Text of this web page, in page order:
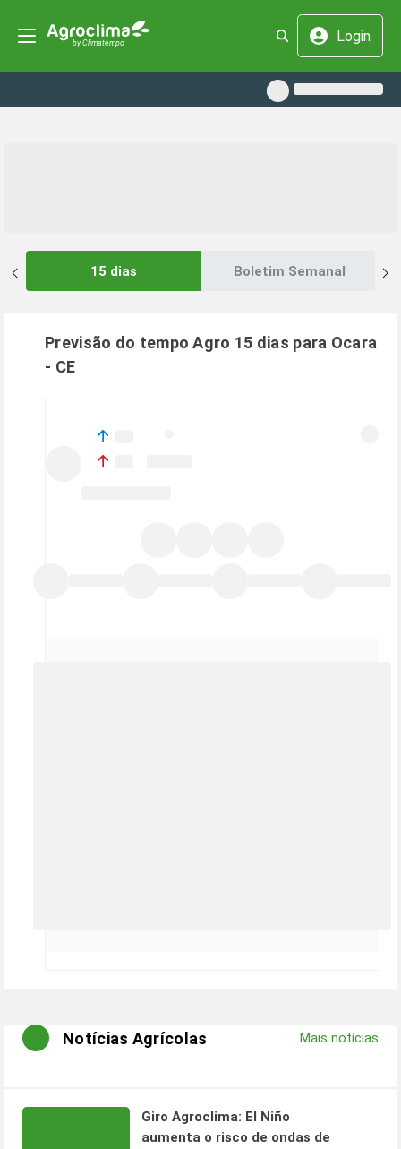
Login
15 dias Boletim Semanal
Previsão do tempo Agro 15 dias para Ocara
- CE
Notícias Agrícolas Mais notícias
Giro Agroclima: El Niño
aumenta o risco de ondas de